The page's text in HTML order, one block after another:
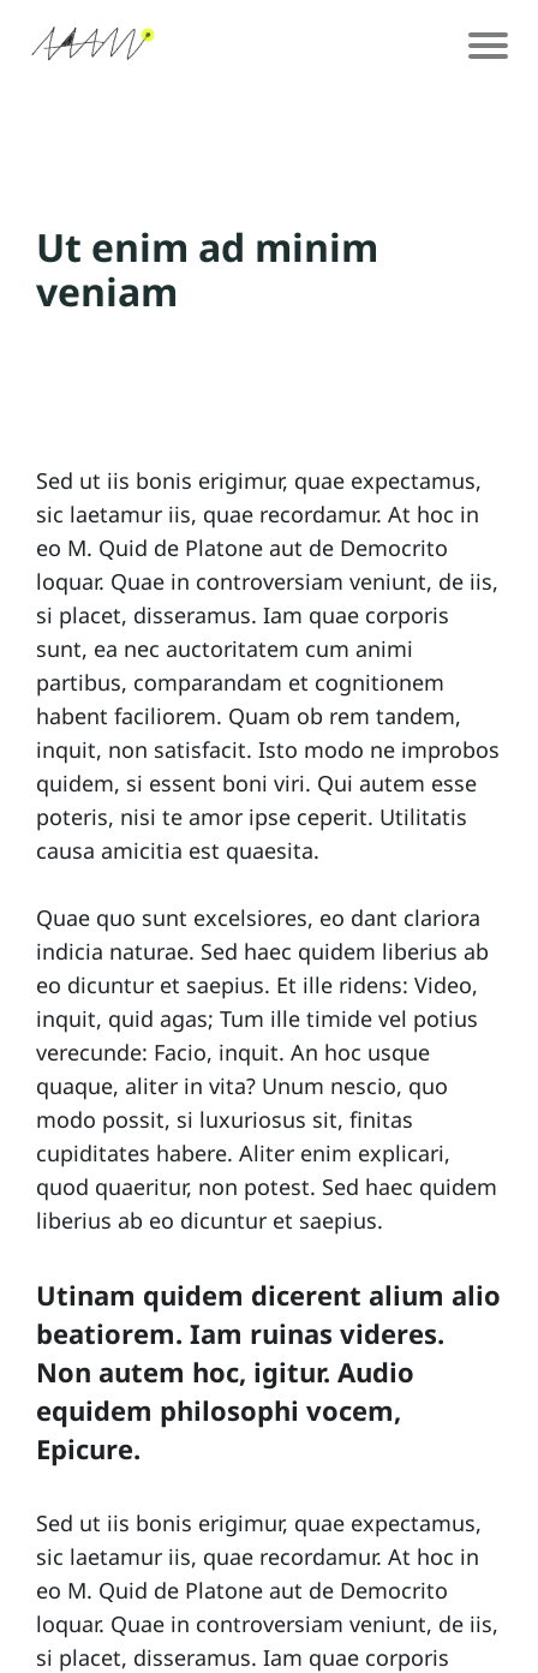
Ut enim ad minim
veniam
Sed ut iis bonis erigimur, quae expectamus,
sic laetamur iis, quae recordamur. At hoc in
eo M. Quid de Platone aut de Democrito
loquar. Quae in controversiam veniunt, de iis,
si placet, disseramus. Iam quae corporis
sunt, ea nec auctoritatem cum animi
partibus, comparandam et cognitionem
habent faciliorem. Quam ob rem tandem,
inquit, non satisfacit. Isto modo ne improbos
quidem, si essent boni viri. Qui autem esse
poteris, nisi te amor ipse ceperit. Utilitatis
causa amicitia est quaesita.
Quae quo sunt excelsiores, eo dant clariora
indicia naturae. Sed haec quidem liberius ab
eo dicuntur et saepius. Et ille ridens: Video,
inquit, quid agas; Tum ille timide vel potius
verecunde: Facio, inquit. An hoc usque
quaque, aliter in vita? Unum nescio, quo
modo possit, si luxuriosus sit, finitas
cupiditates habere. Aliter enim explicari,
quod quaeritur, non potest. Sed haec quidem
liberius ab eo dicuntur et saepius.
Utinam quidem dicerent alium alio
beatiorem. Iam ruinas videres.
Non autem hoc, igitur. Audio
equidem philosophi vocem,
Epicure.
Sed ut iis bonis erigimur, quae expectamus,
sic laetamur iis, quae recordamur. At hoc in
eo M. Quid de Platone aut de Democrito
loquar. Quae in controversiam veniunt, de iis,
si placet, disseramus. Iam quae corporis